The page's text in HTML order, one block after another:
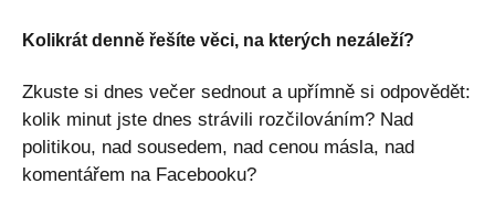
Kolikrát denně řešíte věci, na kterých nezáleží?
Zkuste si dnes večer sednout a upřímně si odpovědět:
kolik minut jste dnes strávili rozčilováním? Nad
politikou, nad sousedem, nad cenou másla, nad
komentářem na Facebooku?